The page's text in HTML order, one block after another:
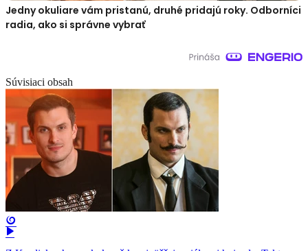
Jedny okuliare vám pristanú, druhé pridajú roky. Odborníci
radia, ako si správne vybrať
Súvisiaci obsah